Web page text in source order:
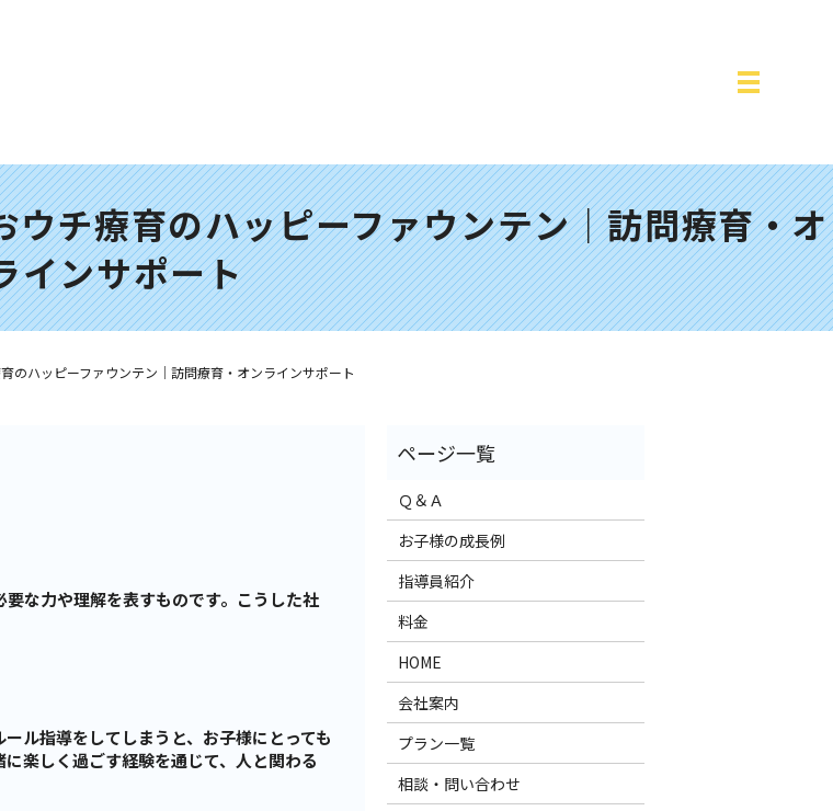
チ療育のハッピーファウンテン｜訪問療育・オ
インサポート
のハッピーファウンテン｜訪問療育・オンラインサポート
要な力や理解を表すものです。こうした社
ル指導をしてしまうと、お子様にとっても
楽しく過ごす経験を通じて、人と関わる
Ｑ＆Ａ
お子様の成長例
指導員紹介
料金
HOME
会社案内
プラン一覧
相談・問い合わせ